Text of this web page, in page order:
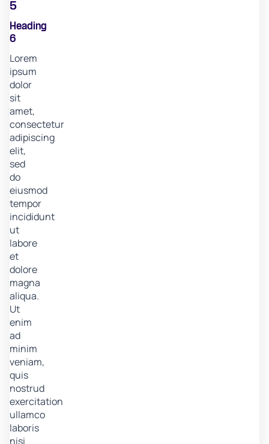
5
Heading
6
Lorem
ipsum
dolor
sit
amet,
consectetur
adipiscing
elit,
sed
do
eiusmod
tempor
incididunt
ut
labore
et
dolore
magna
aliqua.
Ut
enim
ad
minim
veniam,
quis
nostrud
exercitation
ullamco
laboris
nisi